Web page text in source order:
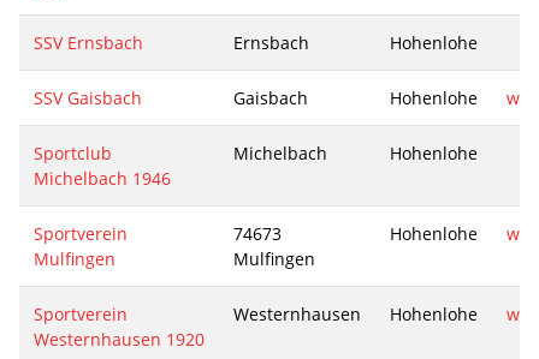
SSV Ernsbach Ernsbach Hohenlohe
SSV Gaisbach Gaisbach Hohenlohe
Sportclub
Michelbach 1946
Michelbach Hohenlohe
Sportverein
Mulfingen
74673
Mulfingen
Hohenlohe
Sportverein
Westernhausen 1920
Westernhausen Hohenlohe